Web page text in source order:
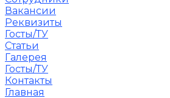
Вакансии
Реквизиты
Госты/ТУ
Статьи
Галерея
Госты/ТУ
Контакты
Главная